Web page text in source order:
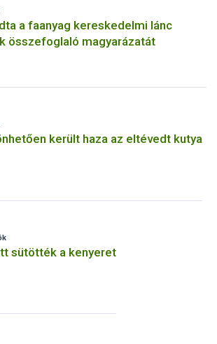
a faanyag kereskedelmi lánc
összefoglaló magyarázatát
került haza az eltévedt kutya
sütötték a kenyeret